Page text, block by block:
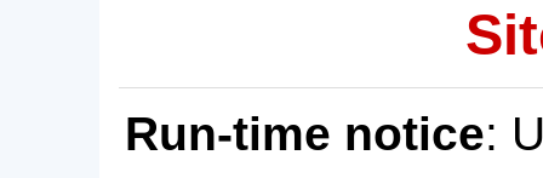
Run-time notice: